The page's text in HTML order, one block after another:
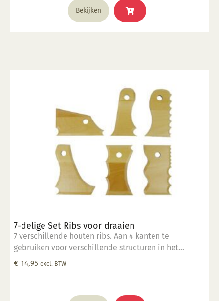
Bekijken
7-delige Set Ribs voor draaien
7 verschillende houten ribs. Aan 4 kanten te
gebruiken voor verschillende structuren in het
draaiwerk.
€ 14,95 excl. BTW